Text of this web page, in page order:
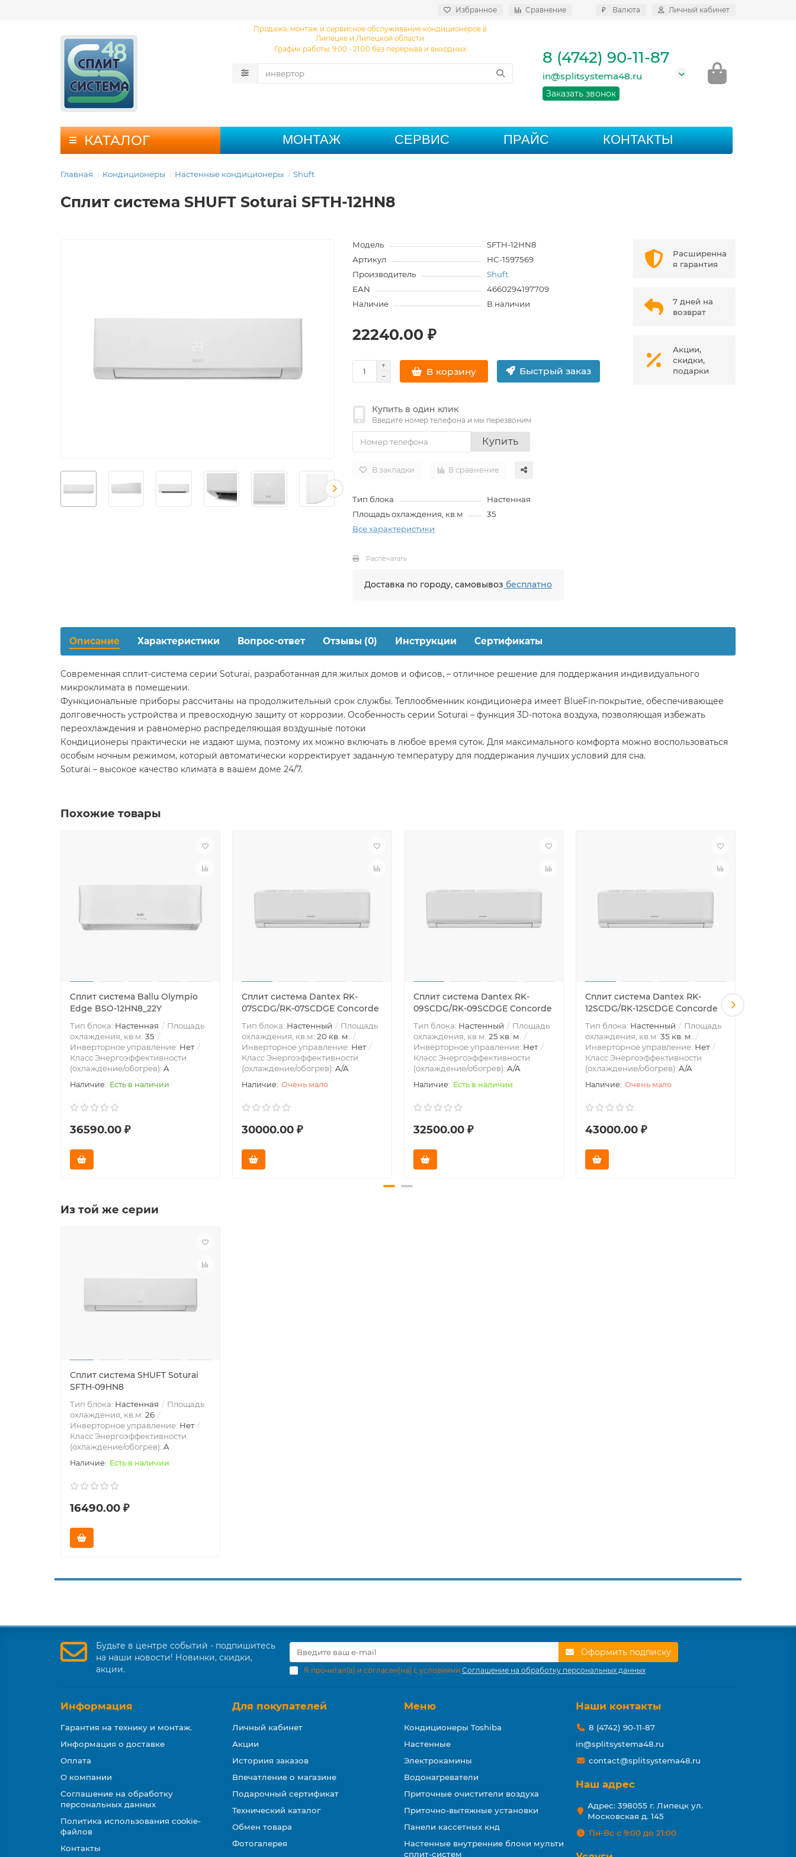
Избранное Сравнение ₽ Валюта Личный кабинет
Продажа, монтаж и сервисное обслуживание кондиционеров в
Липецке и Липецкой области
График работы: 9:00 - 21:00 без перерыва и выходных
8 (4742) 90-11-87
in@splitsystema48.ru
Заказать звонок
КАТАЛОГ МОНТАЖ СЕРВИС ПРАЙС КОНТАКТЫ
Главная Кондиционеры Настенные кондиционеры Shuft
Сплит система SHUFT Soturai SFTH-12HN8
Модель
SFTH-12HN8
Артикул
НС-1597569
Производитель
Shuft
EAN
4660294197709
Наличие
В наличии
22240.00 ₽
В корзину Быстрый заказ
Купить в один клик
Введите номер телефона и мы перезвоним
Купить
В закладки В сравнение
Тип блока
Настенная
Площадь охлаждения, кв.м
35
Все характеристики
Распечатать
Доставка по городу, самовывоз бесплатно
Расширенна
я гарантия
7 дней на
возврат
Акции,
скидки,
подарки
Описание Характеристики Вопрос-ответ Отзывы (0) Инструкции Сертификаты
Современная сплит-система серии Soturai, разработанная для жилых домов и офисов, – отличное решение для поддержания индивидуального
микроклимата в помещении.
Функциональные приборы рассчитаны на продолжительный срок службы. Теплообменник кондиционера имеет BlueFin-покрытие, обеспечивающее
долговечность устройства и превосходную защиту от коррозии. Особенность серии Soturai – функция 3D-потока воздуха, позволяющая избежать
переохлаждения и равномерно распределяющая воздушные потоки
Кондиционеры практически не издают шума, поэтому их можно включать в любое время суток. Для максимального комфорта можно воспользоваться
особым ночным режимом, который автоматически корректирует заданную температуру для поддержания лучших условий для сна.
Soturai – высокое качество климата в вашем доме 24/7.
Похожие товары
Сплит система Ballu Olympio
Edge BSO-12HN8_22Y
Тип блока: Настенная
Площадь
охлаждения, кв.м: 35
Инверторное управление: Нет
Класс Энергоэффективности
(охлаждение/обогрев): A
Есть в наличии
36590.00 ₽
Сплит система Dantex RK-
07SCDG/RK-07SCDGE Concorde
Тип блока: Настенный
Площадь
охлаждения, кв.м: 20 кв. м.
Инверторное управление: Нет
Класс Энергоэффективности
(охлаждение/обогрев): A/A
Очень мало
30000.00 ₽
Сплит система Dantex RK-
09SCDG/RK-09SCDGE Concorde
Тип блока: Настенный
Площадь
охлаждения, кв.м: 25 кв. м.
Инверторное управление: Нет
Класс Энергоэффективности
(охлаждение/обогрев): A/A
Есть в наличии
32500.00 ₽
Сплит система Dantex RK-
12SCDG/RK-12SCDGE Concorde
Тип блока: Настенный
Площадь
охлаждения, кв.м: 35 кв. м.
Инверторное управление: Нет
Класс Энергоэффективности
(охлаждение/обогрев): A/A
Очень мало
43000.00 ₽
Из той же серии
Сплит система SHUFT Soturai
SFTH-09HN8
Тип блока: Настенная
Площадь
охлаждения, кв.м: 26
Инверторное управление: Нет
Класс Энергоэффективности
(охлаждение/обогрев): A
Есть в наличии
16490.00 ₽
Будьте в центре событий - подпишитесь
на наши новости! Новинки, скидки,
акции.
Оформить подписку
Я прочитал(а) и согласен(на) с условиями Соглашение на обработку персональных данных
Информация
Гарантия на технику и монтаж.
Информация о доставке
Оплата
О компании
Соглашение на обработку
персональных данных
Политика использования cookie-
файлов
Контакты
Для покупателей
Личный кабинет
Акции
Историия заказов
Впечатление о магазине
Подарочный сертификат
Технический каталог
Обмен товара
Фотогалерея
Меню
Кондиционеры Toshiba
Настенные
Электрокамины
Водонагреватели
Приточные очистители воздуха
Приточно-вытяжные установки
Панели кассетных кнд
Настенные внутренние блоки мульти
сплит-систем
Наши контакты
8 (4742) 90-11-87
in@splitsystema48.ru
contact@splitsystema48.ru
Наш адрес
Адрес: 398055 г. Липецк ул.
Московская д. 145
Пн-Вс с 9:00 до 21:00